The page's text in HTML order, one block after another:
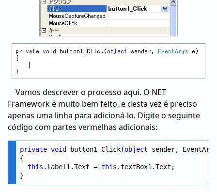
Vamos descrever o processo aqui. O NET
Framework é muito bem feito, e desta vez é preciso
apenas uma linha para adicioná-lo. Digite o seguinte
código com partes vermelhas adicionais:
private void button1_Click(object sender,
{
this .label1.Text = this .textBox1.Text;